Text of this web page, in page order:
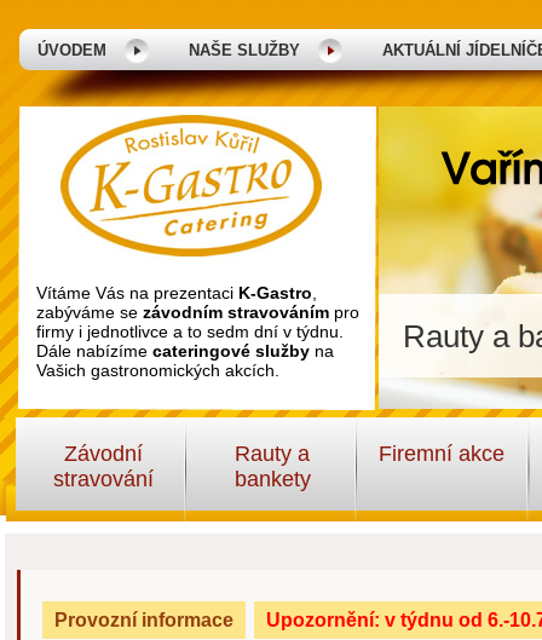
ÚVODEM NAŠE SLUŽBY AKTUÁLNÍ
Vítáme Vás na prezentaci K-Gastro
zabýváme se závodním stravováním pro
firmy i jednotlivce a to sedm dní v týdnu.
Dále nabízíme cateringové služby na
Vašich gastronomických akcích.
Rauty a
Závodní
stravování
Rauty a
bankety
Firemní akce
Provozní informace Upozornění: v týdnu od 6.-